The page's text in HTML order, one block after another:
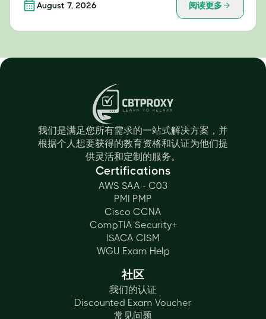
August 7, 2026 阅读更多
我们是满足您所有需求的一站式解决方案，并
根据个人想要获得的教育资格和认证为他们提
供灵活和定制的服务。
Certifications
AWS SAA - C03
PMI PMP
Cisco CCNA
CompTIA Security+
ISACA CISM
WGU Exam Help
社区
我们的认证
Discounted Exam Voucher
常见问题